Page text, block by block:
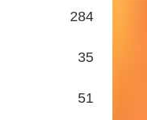
284
35
51